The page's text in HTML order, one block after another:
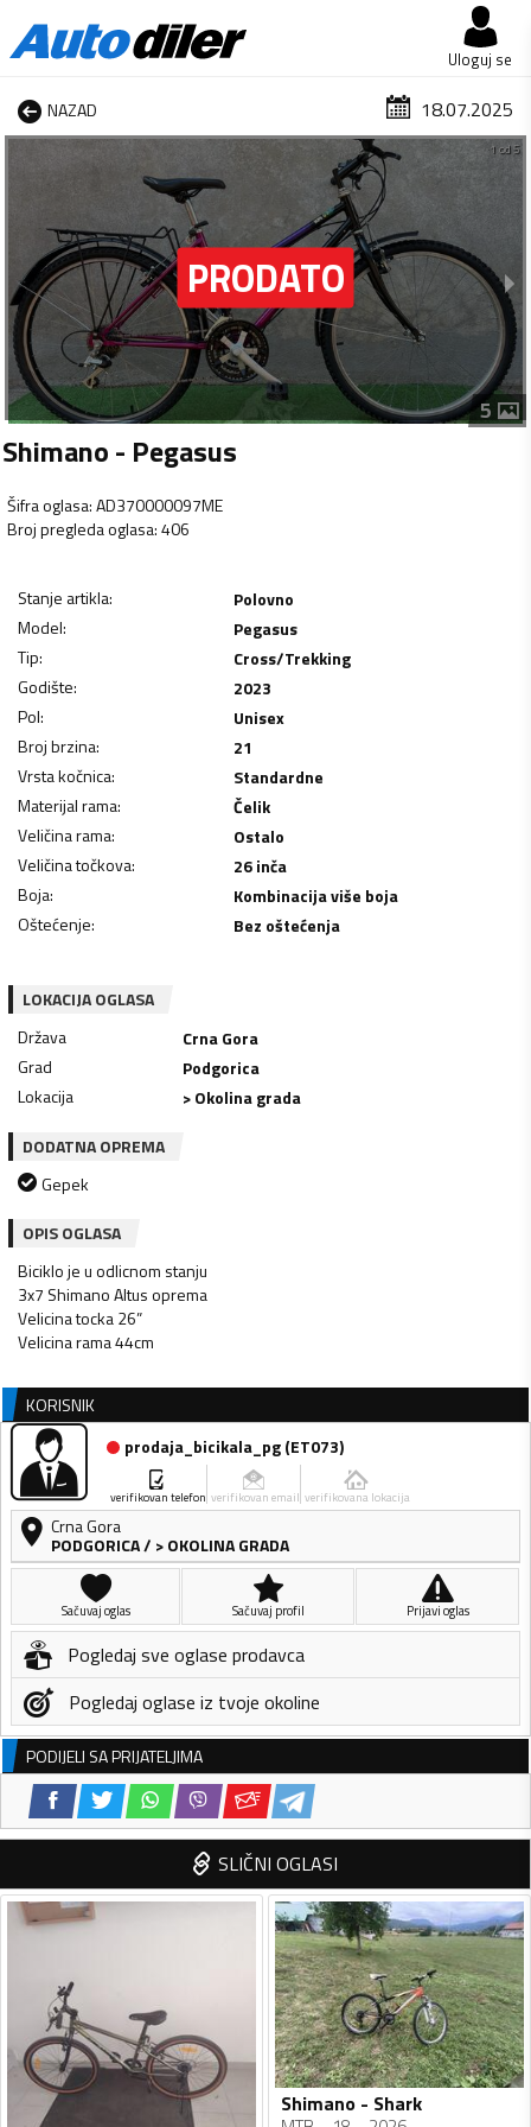
Uloguj se
NAZAD 18.07.2025
1 od 5
5
Shimano - Pegasus
Šifra oglasa:AD370000097ME
Broj pregleda oglasa:406
Stanje artikla:
Polovno
Model:
Pegasus
Tip:
Cross/Trekking
Godište:
2023
Pol:
Unisex
Broj brzina:
21
Vrsta kočnica:
Standardne
Materijal rama:
Čelik
Veličina rama:
Ostalo
Veličina točkova:
26 inča
Boja:
Kombinacija više boja
Oštećenje: Bez oštećenja
LOKACIJA OGLASA
Država
Crna Gora
Grad
Podgorica
Lokacija
> Okolina grada
DODATNA OPREMA
Gepek
OPIS OGLASA
Biciklo je u odlicnom stanju
3x7 Shimano Altus oprema
Velicina tocka 26”
Velicina rama 44cm
KORISNIK
prodaja_bicikala_pg(ET073)
verifikovan telefon verifikovan email verifikovana lokacija
Crna Gora
PODGORICA/ > OKOLINA GRADA
Sačuvaj oglas Sačuvaj profil Prijavi oglas
Pogledaj sve oglase prodavca
Pogledaj oglase iz tvoje okoline
PODIJELI SA PRIJATELJIMA
SLIČNI OGLASI
Shimano - Shark